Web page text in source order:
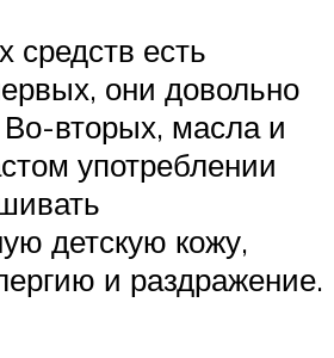
средств есть
они довольно
Во-вторых, масла и
употреблении
детскую кожу,
и раздражение.